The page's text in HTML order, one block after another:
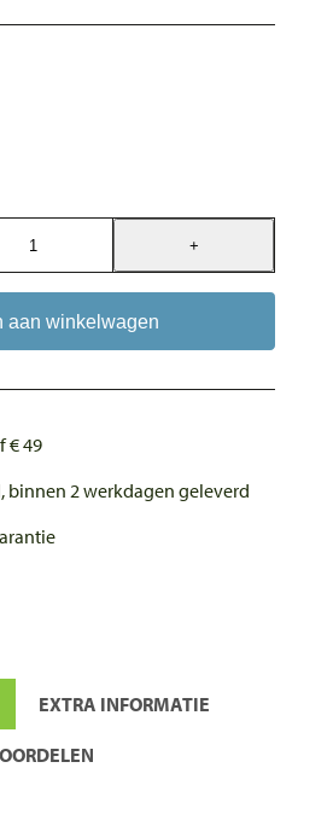
Essential
Foods
The
Beginning
Large
3kg
+
aan winkelwagen
€ 49
binnen 2 werkdagen geleverd
EXTRA INFORMATIE